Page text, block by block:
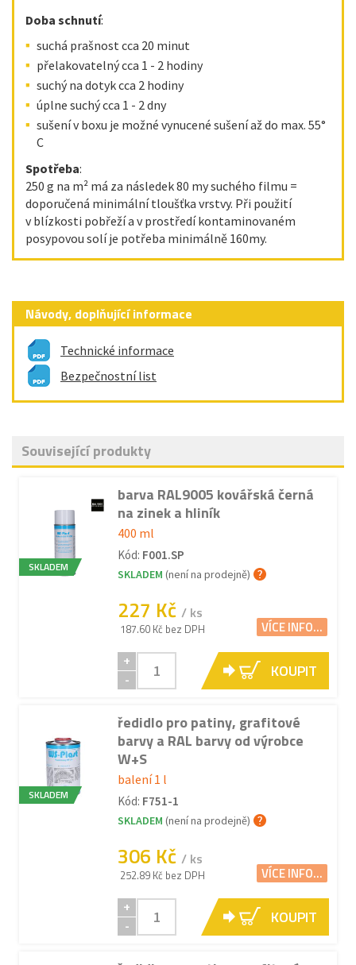
Doba schnutí:
suchá prašnost cca 20 minut
přelakovatelný cca 1 - 2 hodiny
suchý na dotyk cca 2 hodiny
úplne suchý cca 1 - 2 dny
sušení v boxu je možné vynucené sušení až do max. 55°
C
Spotřeba:
250 g na m² má za následek 80 my suchého filmu =
doporučená minimální tloušťka vrstvy. Při použití
v blízkosti pobřeží a v prostředí kontaminovaném
posypovou solí je potřeba minimálně 160my.
Návody, doplňující informace
Technické informace
Bezpečnostní list
Související produkty
SKLADEM
barva RAL9005 kovářská černá
na zinek a hliník
400 ml
Kód: F001.SP
SKLADEM (není na prodejně)
227 Kč / ks
187.60 Kč bez DPH VÍCE INFO...
+
-
KOUPIT
SKLADEM
ředidlo pro patiny, grafitové
barvy a RAL barvy od výrobce
W+S
balení 1 l
Kód: F751-1
SKLADEM (není na prodejně)
306 Kč / ks
252.89 Kč bez DPH VÍCE INFO...
+
-
KOUPIT